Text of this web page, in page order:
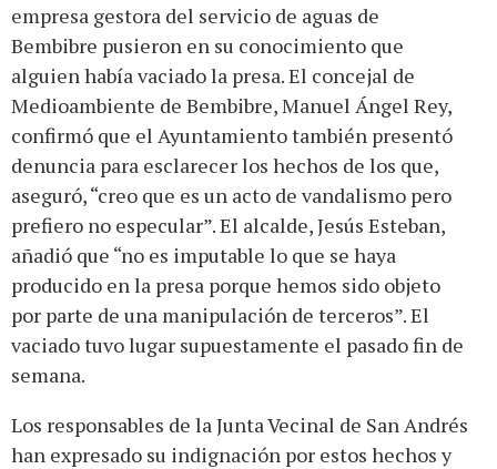
empresa gestora del servicio de aguas de
Bembibre pusieron en su conocimiento que
alguien había vaciado la presa. El concejal de
Medioambiente de Bembibre, Manuel Ángel Rey,
confirmó que el Ayuntamiento también presentó
denuncia para esclarecer los hechos de los que,
aseguró, “creo que es un acto de vandalismo pero
prefiero no especular”. El alcalde, Jesús Esteban,
añadió que “no es imputable lo que se haya
producido en la presa porque hemos sido objeto
por parte de una manipulación de terceros”. El
vaciado tuvo lugar supuestamente el pasado fin de
semana.
Los responsables de la Junta Vecinal de San Andrés
han expresado su indignación por estos hechos y